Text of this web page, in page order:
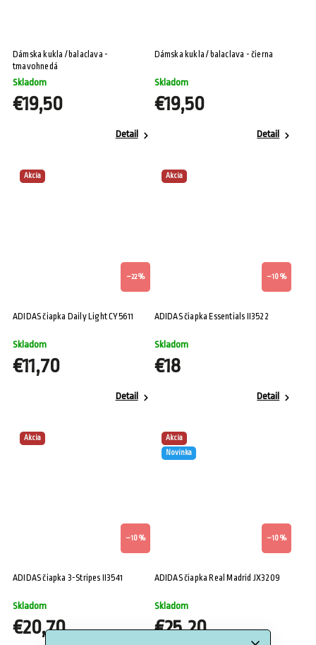
Dámska kukla / balaclava -
tmavohnedá
Skladom
€19,50
Detail
Dámska kukla / balaclava - čierna
Skladom
€19,50
Detail
Akcia
–22 %
ADIDAS čiapka Daily Light CY5611
Skladom
€11,70
Detail
Akcia
–10 %
ADIDAS čiapka Essentials II3522
Skladom
€18
Detail
Akcia
–10 %
ADIDAS čiapka 3-Stripes II3541
Skladom
€20,70
Akcia
Novinka
–10 %
ADIDAS čiapka Real Madrid JX3209
Skladom
€25,20